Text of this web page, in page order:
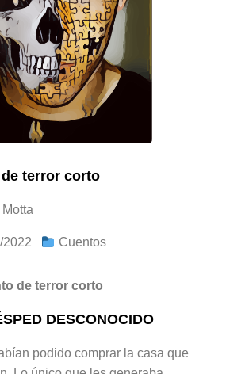
terror corto
2022 Cuentos
de terror corto
DESCONOCIDO
podido comprar la casa que